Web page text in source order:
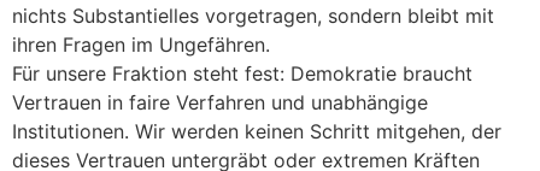
nichts Substantielles vorgetragen, sondern bleibt mit
ihren Fragen im Ungefähren.
Für unsere Fraktion steht fest: Demokratie braucht
Vertrauen in faire Verfahren und unabhängige
Institutionen. Wir werden keinen Schritt mitgehen, der
dieses Vertrauen untergräbt oder extremen Kräften